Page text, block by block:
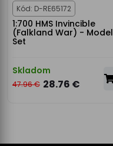
Kód: D-RE65172
1:700 HMS Invincible
(Falkland War) - Model
Set
Skladom
47.96 € 28.76 €